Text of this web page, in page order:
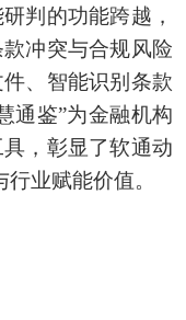
判的功能跨越，
冲突与合规风险
、智能识别条款
通鉴”为金融机构
，彰显了软通动
业赋能价值。